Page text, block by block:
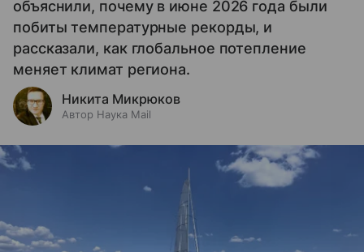
объяснили, почему в июне 2026 года были
побиты температурные рекорды, и
рассказали, как глобальное потепление
меняет климат региона.
Никита Микрюков
Автор Наука Mail